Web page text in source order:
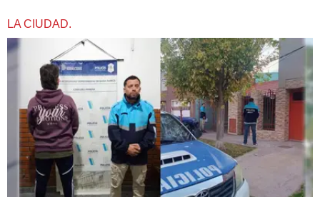
LA CIUDAD.